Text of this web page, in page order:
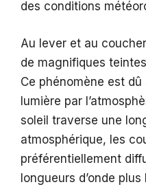
des conditions
Au lever et au
de magnifiques
Ce phénomène est
lumière par
soleil traverse une
atmosphérique, les
préférentiellement
longueurs d’onde